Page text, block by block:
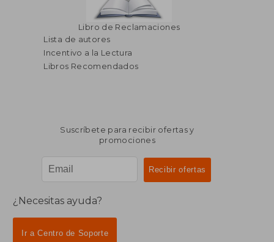
Libro de Reclamaciones
Lista de autores
Incentivo a la Lectura
Libros Recomendados
Suscríbete para recibir ofertas y
promociones
¿Necesitas ayuda?
Ir a Centro de Soporte